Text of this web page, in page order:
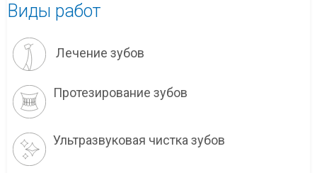
Виды работ
Лечение зубов
Протезирование зубов
Ультразвуковая чистка зубов